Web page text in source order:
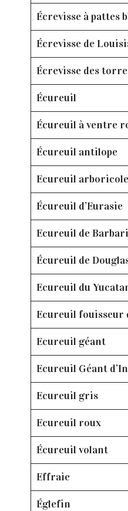
Écrevisse à pattes
Écrevisse de
Écrevisse des
Écureuil
Écureuil à ventre
Écureuil antilope
Ecureuil
Écureuil d’Eurasie
Ecureuil de
Écureuil de
Ecureuil du
Ecureuil fouisseur
Ecureuil géant
Ecureuil Géant
Ecureuil gris
Ecureuil roux
Écureuil volant
Effraie
Églefin